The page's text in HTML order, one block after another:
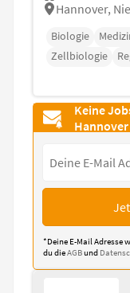
Hannover,
Biologie
Zellbiologie
Keine
*Deine E-Mail Adresse
du dieAGBund